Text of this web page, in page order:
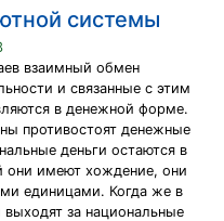
системы
взаимный обмен
и связанные с этим
в денежной форме.
противостоят денежные
деньги остаются в
они имеют хождение, они
единицами. Когда же в
за национальные